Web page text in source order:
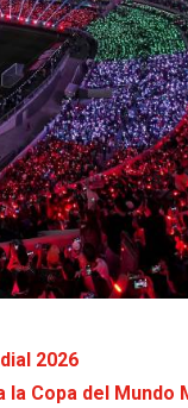
2026
Copa del Mundo